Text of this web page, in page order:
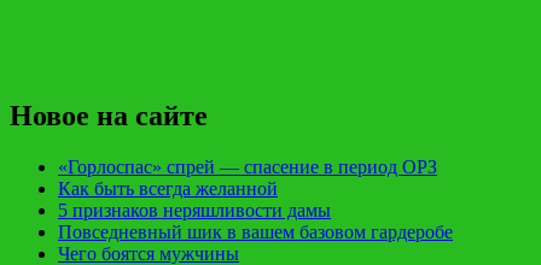
Новое на сайте
«Горлоспас» спрей — спасение в период ОРЗ
Как быть всегда желанной
5 признаков неряшливости дамы
Повседневный шик в вашем базовом гардеробе
Чего боятся мужчины